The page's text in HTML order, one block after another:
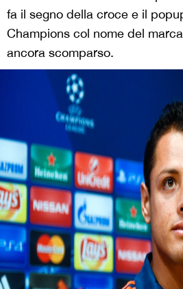
fa il segno della croce e il
Champions col nome del
ancora scomparso.